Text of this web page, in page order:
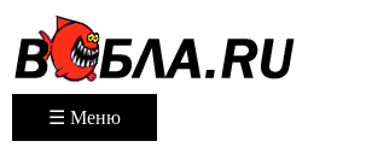
☰ Меню